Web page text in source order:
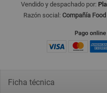
Vendido y despachado por:
Razón social: Compañía
Ficha técnica